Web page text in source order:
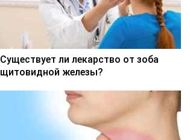
Существует ли лекарство от зоба
щитовидной железы?